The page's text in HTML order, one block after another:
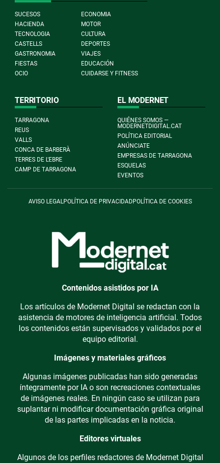
SUCESOS
ECONOMIA
HACIENDA
MOTOR
TECNOLOGIA
CULTURA
CASTELLS
DEPORTES
GASTRONOMIA
VIAJES
FIESTAS
EDUCACIÓN
OCIO
CUIDARSE Y FITNESS
TERRITORIO
TARRAGONA
REUS
VALLS
CONCA DE BARBERÀ
TERRES DE L'EBRE
CAMP DE TARRAGONA
EL MODERNET
QUIÉNES SOMOS —
MODERNETDIGITAL.CAT
POLÍTICA EDITORIAL
ANÚNCIATE
EMPRESAS DE TARRAGONA
ESQUELAS
EVENTOS
AVISO LEGALPOLÍTICA DE PRIVACIDADPOLÍTICA DE COOKIES
Contenidos asistidos por IA
Los artículos de Modernet Digital se redactan con la
asistencia de motores de inteligencia artificial. Todos
los contenidos están supervisados y validados por el
equipo editorial.
Imágenes y materiales gráficos
Algunas imágenes publicadas han sido generadas
íntegramente por IA o son recreaciones contextuales
de imágenes reales. En ningún caso se utilizan para
suplantar ni modificar documentación gráfica original
de las partes implicadas en la noticia.
Editores virtuales
Algunos de los perfiles redactores de Modernet Digital